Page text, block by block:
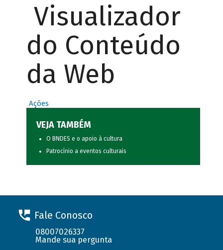
Visualizador
do Conteúdo
da Web
Ações
VEJA TAMBÉM
O BNDES e o apoio à cultura
Patrocínio a eventos culturais
Fale Conosco
08007026337
Mande sua pergunta